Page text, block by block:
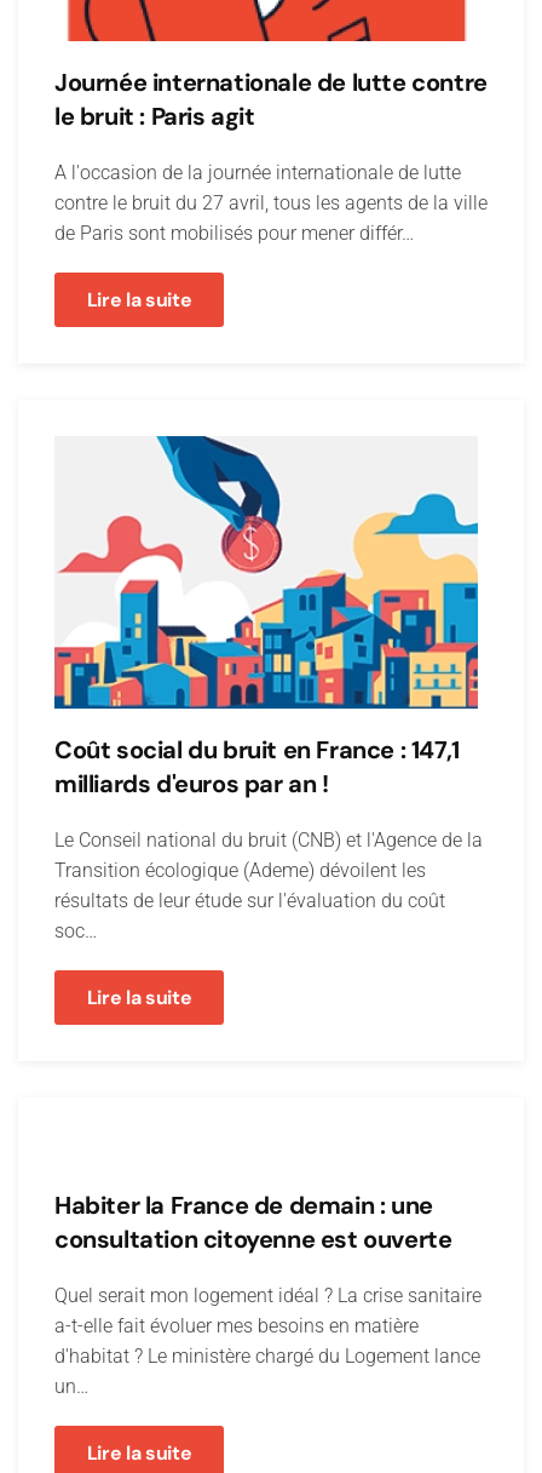
Journée internationale de lutte contre
le bruit : Paris agit
A l'occasion de la journée internationale de lutte
contre le bruit du 27 avril, tous les agents de la ville
de Paris sont mobilisés pour mener différ…
Lire la suite
Coût social du bruit en France : 147,1
milliards d'euros par an !
Le Conseil national du bruit (CNB) et l'Agence de la
Transition écologique (Ademe) dévoilent les
résultats de leur étude sur l'évaluation du coût
soc…
Lire la suite
Habiter la France de demain : une
consultation citoyenne est ouverte
Quel serait mon logement idéal ? La crise sanitaire
a-t-elle fait évoluer mes besoins en matière
d'habitat ? Le ministère chargé du Logement lance
un…
Lire la suite